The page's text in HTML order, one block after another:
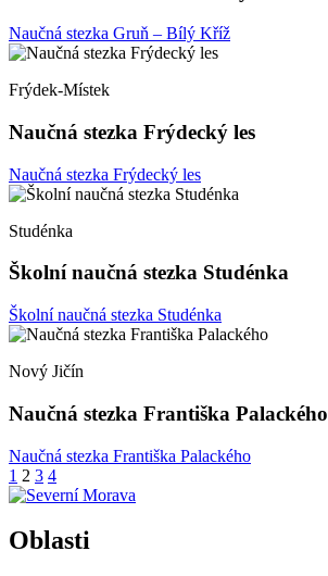
Naučná stezka Gruň – Bílý Kříž
Frýdek-Místek
Naučná stezka Frýdecký les
Naučná stezka Frýdecký les
Studénka
Školní naučná stezka Studénka
Školní naučná stezka Studénka
Nový Jičín
Naučná stezka Františka Palackého
Naučná stezka Františka Palackého
Stránkování
příspěvků
1 2 3 4
Oblasti